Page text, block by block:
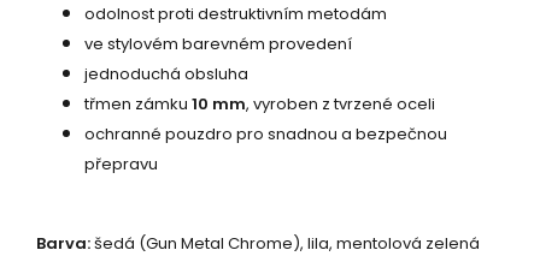
odolnost proti destruktivním metodám
ve stylovém barevném provedení
jednoduchá obsluha
třmen zámku 10 mm, vyroben z tvrzené oceli
ochranné pouzdro pro snadnou a bezpečnou
přepravu
Barva:šedá (Gun Metal Chrome), lila, mentolová zelená